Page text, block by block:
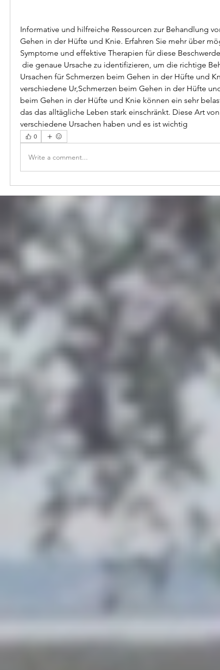
Informative und hilfreiche Ressourcen zur Behandlung
Gehen in der Hüfte und Knie. Erfahren Sie mehr über
Symptome und effektive Therapien für diese
Ursachen für Schmerzen beim Gehen in der Hüfte und
verschiedene Ur,Schmerzen beim Gehen in der Hüfte
beim Gehen in der Hüfte und Knie können ein sehr
das das alltägliche Leben stark einschränkt. Diese Art
verschiedene Ursachen haben und es ist wichtig
0
Write a comment...